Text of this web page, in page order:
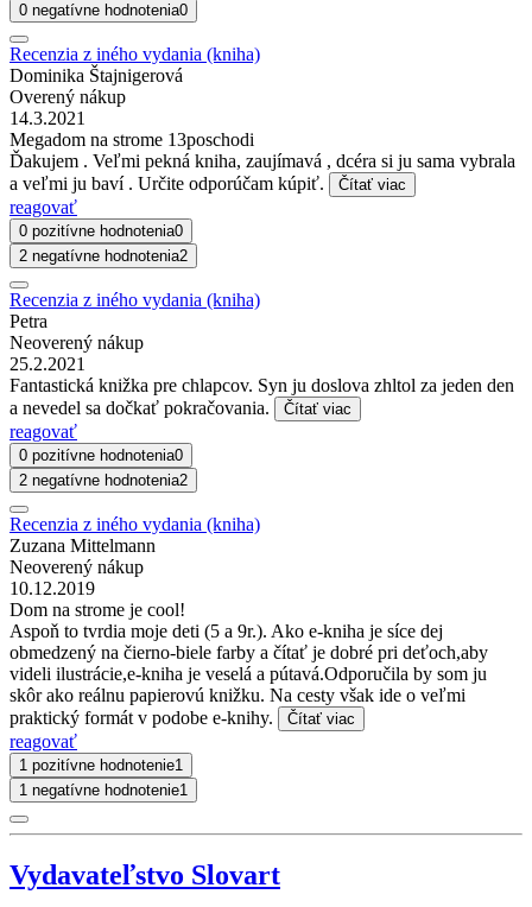
0 negatívne hodnotenia0
Recenzia z iného vydania (kniha)
Dominika Štajnigerová
Overený nákup
14.3.2021
Megadom na strome 13poschodi
Ďakujem . Veľmi pekná kniha, zaujímavá , dcéra si ju sama vybrala
a veľmi ju baví . Určite odporúčam kúpiť.
Čítať viac
reagovať
0 pozitívne hodnotenia0
2 negatívne hodnotenia2
Recenzia z iného vydania (kniha)
Petra
Neoverený nákup
25.2.2021
Fantastická knižka pre chlapcov. Syn ju doslova zhltol za jeden den
a nevedel sa dočkať pokračovania.
Čítať viac
reagovať
0 pozitívne hodnotenia0
2 negatívne hodnotenia2
Recenzia z iného vydania (kniha)
Zuzana Mittelmann
Neoverený nákup
10.12.2019
Dom na strome je cool!
Aspoň to tvrdia moje deti (5 a 9r.). Ako e-kniha je síce dej
obmedzený na čierno-biele farby a čítať je dobré pri deťoch,aby
videli ilustrácie,e-kniha je veselá a pútavá.Odporučila by som ju
skôr ako reálnu papierovú knižku. Na cesty však ide o veľmi
praktický formát v podobe e-knihy.
Čítať viac
reagovať
1 pozitívne hodnotenie1
1 negatívne hodnotenie1
Vydavateľstvo Slovart